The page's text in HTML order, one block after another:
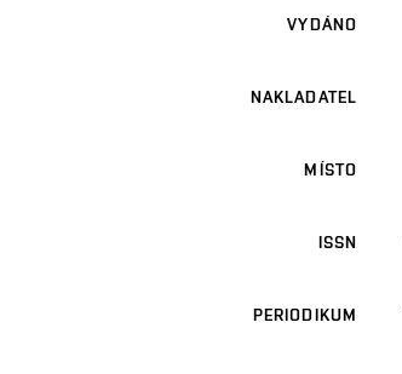
VYDÁNO
NAKLADATEL
MÍSTO
ISSN
PERIODIKUM